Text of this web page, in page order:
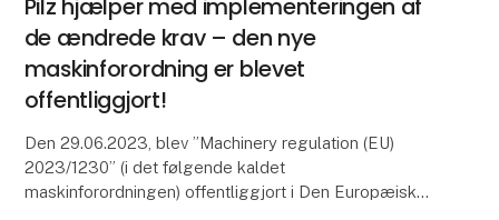
de ændrede krav – den nye
maskinforordning er blevet
offentliggjort!
Den 29.06.2023, blev ”Machinery regulation (EU)
2023/1230” (i det følgende kaldet
maskinforordningen) offentliggjort i Den Europæiske